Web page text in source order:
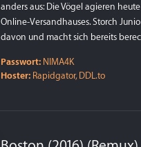
anders aus: Die Vögel agieren
Online-Versandhauses. Storch
davon und macht sich bereits
Passwort: NIMA4K
Hoster: Rapidgator, DDL.to